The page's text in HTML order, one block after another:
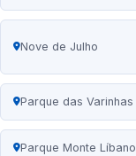
Nove de Julho
Parque das Varinhas
Parque Monte Líbano